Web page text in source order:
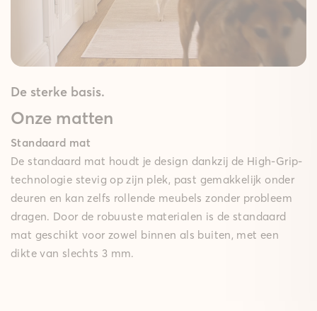
De sterke basis.
Onze matten
Standaard mat
De standaard mat houdt je design dankzij de High-Grip-
technologie stevig op zijn plek, past gemakkelijk onder
deuren en kan zelfs rollende meubels zonder probleem
dragen. Door de robuuste materialen is de standaard
mat geschikt voor zowel binnen als buiten, met een
dikte van slechts 3 mm.